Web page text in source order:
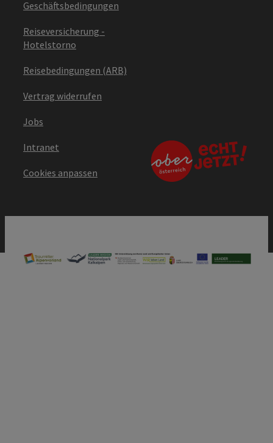
Geschäftsbedingungen
Reiseversicherung -
Hotelstorno
Reisebedingungen (ARB)
Vertrag widerrufen
Jobs
Intranet
Cookies anpassen